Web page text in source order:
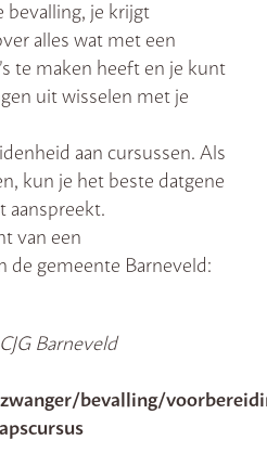
bevalling, je krijgt
alles wat met een
te maken heeft en je kunt
uit wisselen met je
aan cursussen. Als
kun je het beste datgene
aanspreekt.
van een
de gemeente Barneveld:
Barneveld
bevalling/